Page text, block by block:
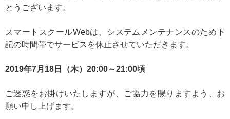
とうございます。
スマートスクールWebは、システムメンテナンスのため下
記の時間帯でサービスを休止させていただきます。
2019年7月18日（木）20:00～21:00頃
ご迷惑をお掛けいたしますが、ご協力を賜りますよう、お
願い申し上げます。